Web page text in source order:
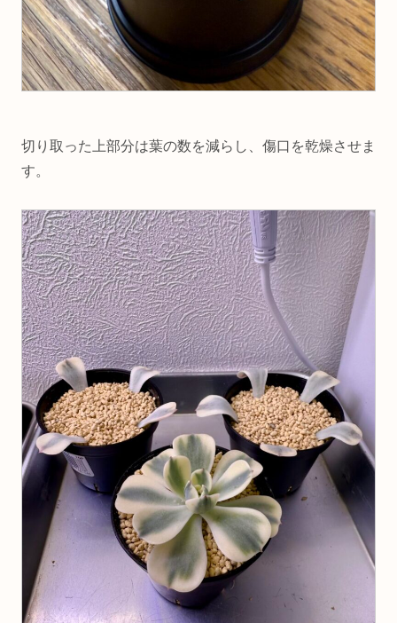
切り取った上部分は葉の数を減らし、傷口を乾燥させま
す。